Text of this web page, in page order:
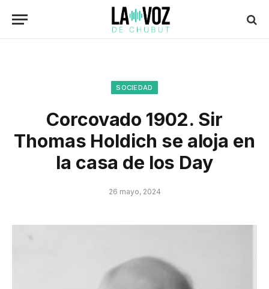
SOCIEDAD
Corcovado 1902. Sir
Thomas Holdich se aloja en
la casa de los Day
26 mayo, 2024